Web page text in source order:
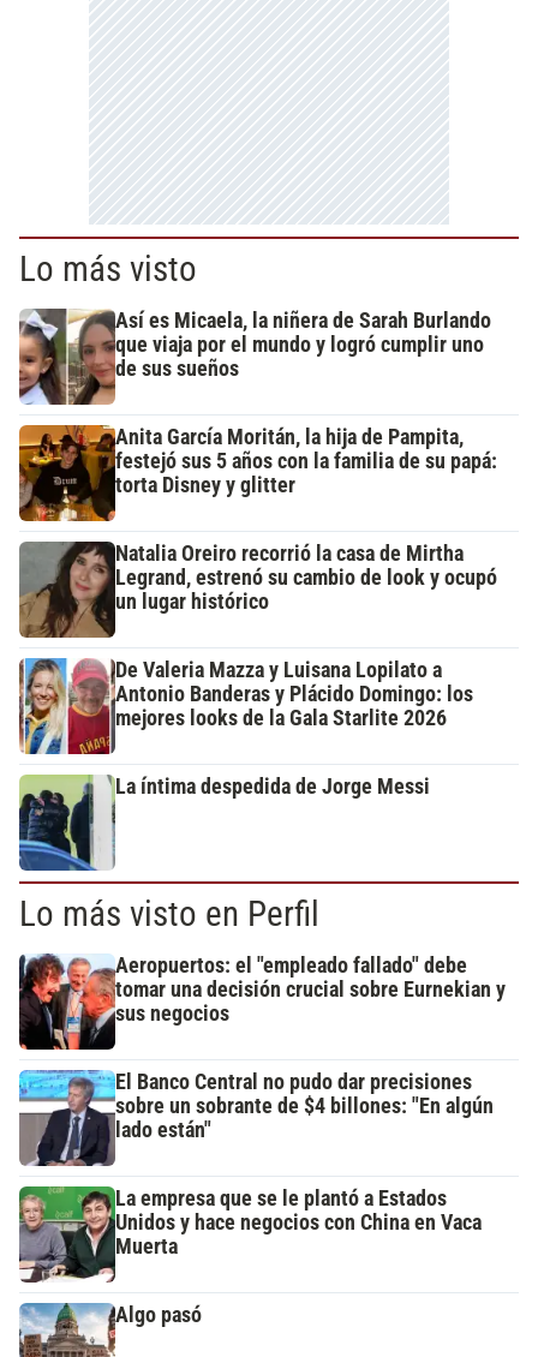
Lo más visto
Así es Micaela, la niñera de Sarah Burlando
que viaja por el mundo y logró cumplir uno
de sus sueños
Anita García Moritán, la hija de Pampita,
festejó sus 5 años con la familia de su papá:
torta Disney y glitter
Natalia Oreiro recorrió la casa de Mirtha
Legrand, estrenó su cambio de look y ocupó
un lugar histórico
De Valeria Mazza y Luisana Lopilato a
Antonio Banderas y Plácido Domingo: los
mejores looks de la Gala Starlite 2026
La íntima despedida de Jorge Messi
Lo más visto en Perfil
Aeropuertos: el "empleado fallado" debe
tomar una decisión crucial sobre Eurnekian y
sus negocios
El Banco Central no pudo dar precisiones
sobre un sobrante de $4 billones: "En algún
lado están"
La empresa que se le plantó a Estados
Unidos y hace negocios con China en Vaca
Muerta
Algo pasó